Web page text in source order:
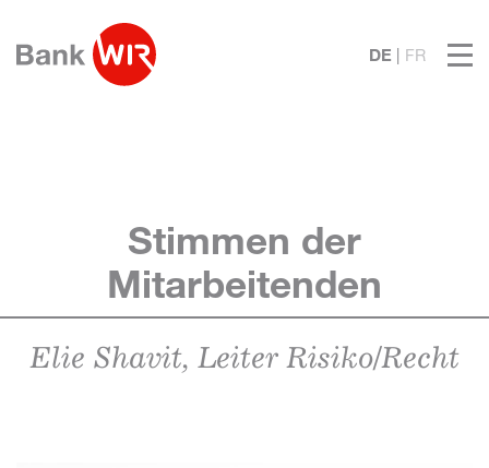
DE FR
Stimmen der
Mitarbeitenden
Elie Shavit, Leiter Risiko/Recht